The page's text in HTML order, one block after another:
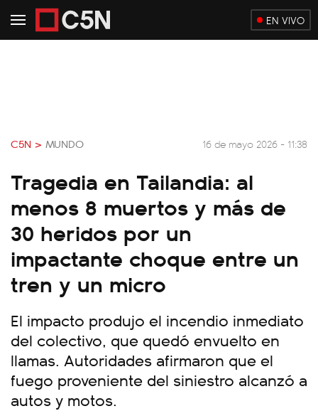
EN VIVO
C5N > MUNDO 16 de mayo 2026 - 11:38
Tragedia en Tailandia: al
menos 8 muertos y más de
30 heridos por un
impactante choque entre un
tren y un micro
El impacto produjo el incendio inmediato
del colectivo, que quedó envuelto en
llamas. Autoridades afirmaron que el
fuego proveniente del siniestro alcanzó a
autos y motos.